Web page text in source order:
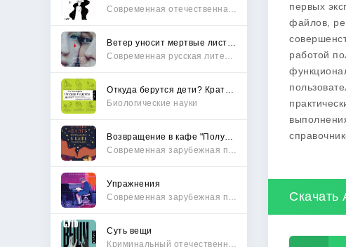
Биологические науки
Упражнения
Суть вещи
первых
файлов,
работой
Скачать